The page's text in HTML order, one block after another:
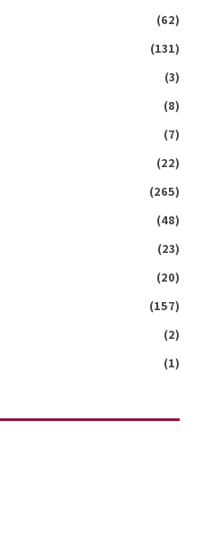
(62)
(131)
(3)
(8)
(7)
(22)
(265)
(48)
(23)
(20)
(157)
(2)
(1)